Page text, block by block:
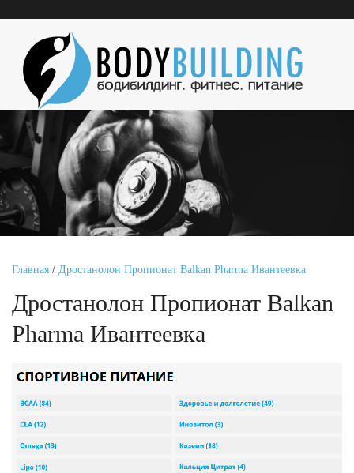
Главная / Дростанолон Пропионат Balkan Pharma Ивантеевка
Дростанолон Пропионат Balkan
Pharma Ивантеевка